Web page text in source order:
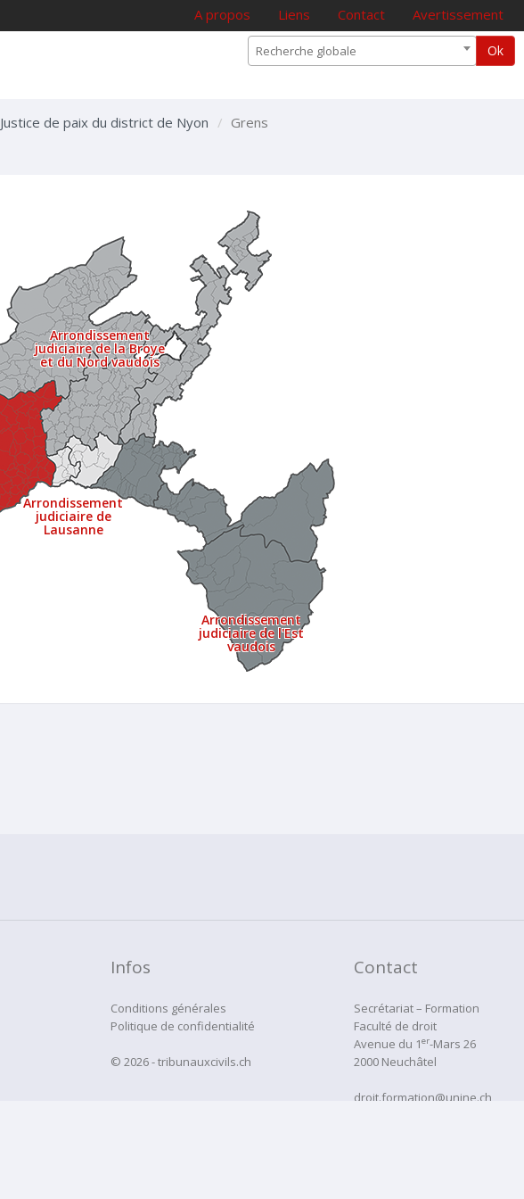
A propos Liens Contact Avertissement
Recherche globale Ok
Justice de paix du district de Nyon Grens
Arrondissement
judiciaire de l'Est
vaudois
Arrondissement
judiciaire de la Broye
et du Nord vaudois
Arrondissement
judiciaire de
Lausanne
Infos
Conditions générales
Politique de confidentialité
© 2026 - tribunauxcivils.ch
Contact
Secrétariat – Formation
Faculté de droit
Avenue du 1er-Mars 26
2000 Neuchâtel
droit.formation@unine.ch